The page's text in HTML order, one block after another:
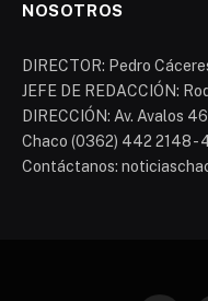
NOSOTROS
DIRECTOR: Pedro
JEFE DE REDACCIÓN:
DIRECCIÓN: Av. Avalos
Chaco (0362) 442 2148 -
Contáctanos: